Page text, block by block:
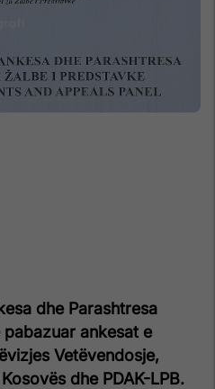
dhe Parashtresa
pabazuar ankesat e
Vetëvendosje,
dhe PDAK-LPB.